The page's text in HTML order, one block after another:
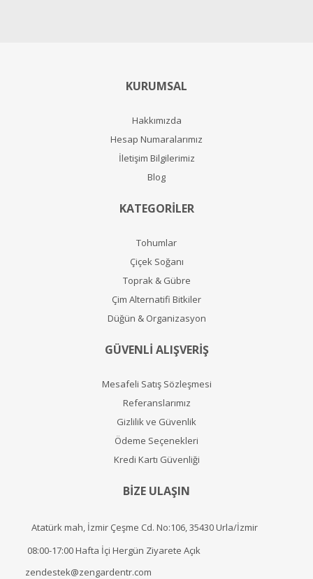
KURUMSAL
Hakkımızda
Hesap Numaralarımız
İletişim Bilgilerimiz
Blog
KATEGORİLER
Tohumlar
Çiçek Soğanı
Toprak & Gübre
Çim Alternatifi Bitkiler
Düğün & Organizasyon
GÜVENLİ ALIŞVERİŞ
Mesafeli Satış Sözleşmesi
Referanslarımız
Gizlilik ve Güvenlik
Ödeme Seçenekleri
Kredi Kartı Güvenliği
BİZE ULAŞIN
Atatürk mah, İzmir Çeşme Cd. No:106, 35430 Urla/İzmir
08:00-17:00 Hafta İçi Hergün Ziyarete Açık
zendestek@zengardentr.com